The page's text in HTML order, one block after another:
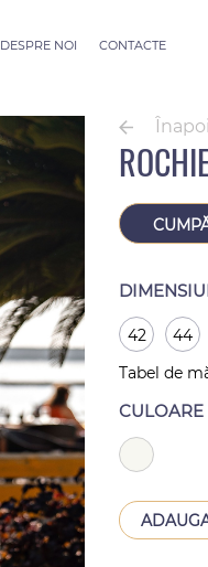
DESPRE NOI CONTACTE
42 44
Tabel de
CULOARE